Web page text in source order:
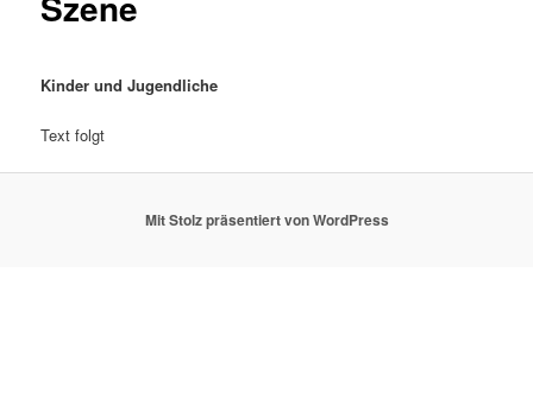
Kinder und Jugendliche
Text folgt
Mit Stolz präsentiert von WordPress